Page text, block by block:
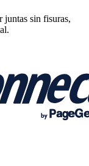
juntas sin fisuras,